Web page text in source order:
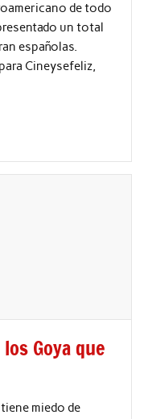
de todo
un total
españolas.
Cineysefeliz,
Goya que
miedo de